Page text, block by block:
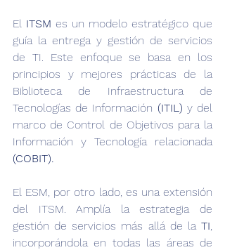
El ITSM es un modelo estratégico que
guía la entrega y gestión de servicios
de TI. Este enfoque se basa en los
principios y mejores prácticas de la
Biblioteca de Infraestructura de
Tecnologías de Información (ITIL) y del
marco de Control de Objetivos para la
Información y Tecnología relacionada
(COBIT).
‍El ESM, por otro lado, es una extensión
del ITSM. Amplía la estrategia de
gestión de servicios más allá de la TI,
incorporándola en todas las áreas de